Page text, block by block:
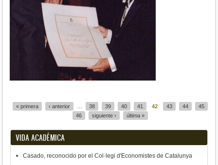
« primera ‹ anterior 38 39 40 41 42 43 44
45
46
siguiente › última »
VIDA ACADÉMICA
Casado, reconocido por el Col·legi d'Economistes de Catalunya